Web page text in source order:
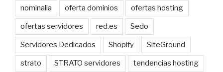
nominalia oferta dominios ofertas hosting
ofertas servidores red.es Sedo
Servidores Dedicados Shopify SiteGround
strato STRATO servidores tendencias hosting